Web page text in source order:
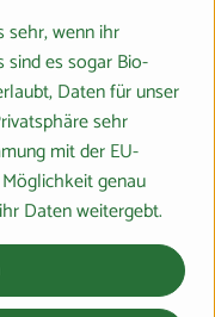
sehr, wenn ihr
sind es sogar Bio-
Daten für unser
sehr
mit der EU-
genau
Daten weitergebt.